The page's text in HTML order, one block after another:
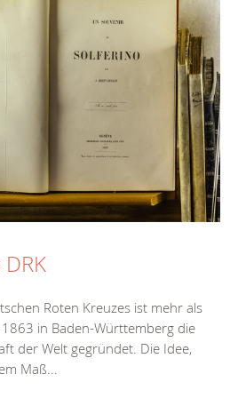
Roten Kreuzes ist mehr als
in Baden-Württemberg die
der Welt gegründet. Die Idee,
Maß...